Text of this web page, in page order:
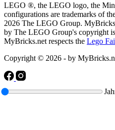
LEGO ®, the LEGO logo, the
configurations are trademarks of
2026 The LEGO Group.
by The LEGO Group's copyright
MyBricks.net respects the Lego
Copyright © 2026 - by